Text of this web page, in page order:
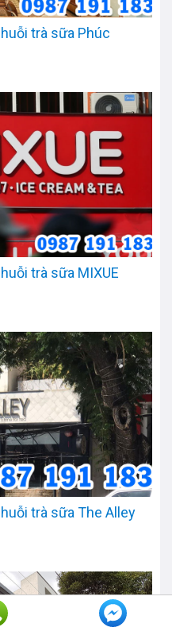
trà sữa Phúc
trà sữa MIXUE
trà sữa The Alley